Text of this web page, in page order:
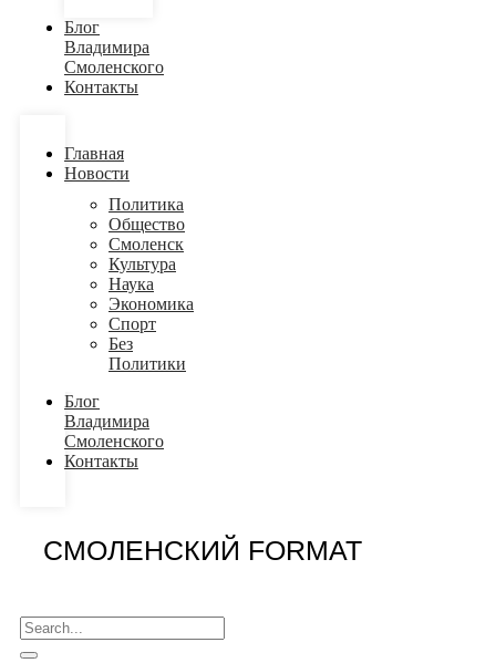
Блог
Владимира
Смоленского
Контакты
Главная
Новости
Политика
Общество
Смоленск
Культура
Наука
Экономика
Спорт
Без
Политики
Блог
Владимира
Смоленского
Контакты
СМОЛЕНСКИЙ FORMAT